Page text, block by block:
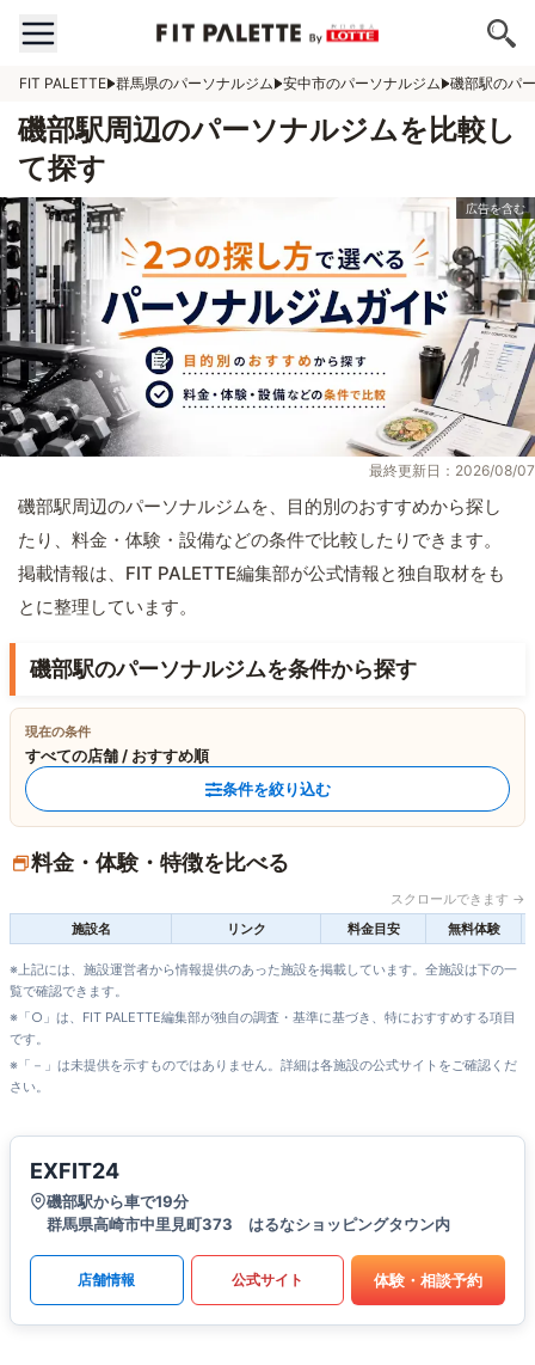
FIT PALETTE 群馬県のパーソナルジム 安中市のパーソナルジム 磯部駅のパ
磯部駅周辺のパーソナルジムを比較し
て探す
最終更新日：2026/08/07
磯部駅周辺のパーソナルジムを、目的別のおすすめから探し
たり、料金・体験・設備などの条件で比較したりできます。
掲載情報は、FIT PALETTE編集部が公式情報と独自取材をも
とに整理しています。
磯部駅のパーソナルジムを条件から探す
現在の条件
すべての店舗 / おすすめ順
条件を絞り込む
料金・体験・特徴を比べる
スクロールできます →
施設名
リンク 料金目安 無料体験
※上記には、施設運営者から情報提供のあった施設を掲載しています。全施設は下の一
覧で確認できます。
※「○」は、FIT PALETTE編集部が独自の調査・基準に基づき、特におすすめする項目
です。
※「－」は未提供を示すものではありません。詳細は各施設の公式サイトをご確認くだ
さい。
EXFIT24
磯部駅から車で19分
群馬県高崎市中里見町373 はるなショッピングタウン内
店舗情報 公式サイト 体験・相談予約